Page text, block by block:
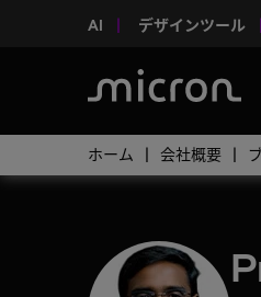
AI デザインツール
ホーム 会社概要